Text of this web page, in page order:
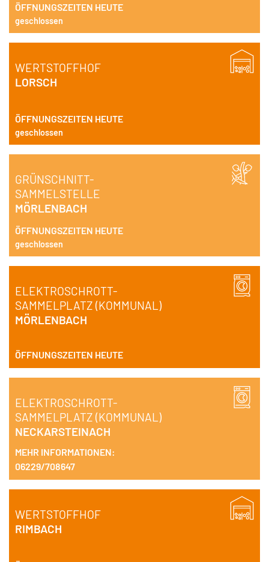
ÖFFNUNGSZEITEN HEUTE
geschlossen
AM 09. JUNI GESCHLOSSEN!
WERTSTOFFHOF
LORSCH
ÖFFNUNGSZEITEN HEUTE
geschlossen
GRÜNSCHNITT-
SAMMELSTELLE
MÖRLENBACH
ÖFFNUNGSZEITEN HEUTE
geschlossen
ELEKTROSCHROTT-
SAMMELPLATZ (KOMMUNAL)
MÖRLENBACH
ÖFFNUNGSZEITEN HEUTE
ELEKTROSCHROTT-
SAMMELPLATZ (KOMMUNAL)
NECKARSTEINACH
MEHR INFORMATIONEN:
06229/708647
WERTSTOFFHOF
RIMBACH